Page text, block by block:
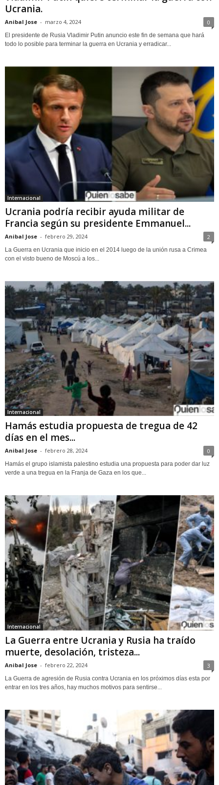
Ucrania.
Anibal Jose - marzo 4, 2024 0
El presidente de Rusia Vladimir Putin anuncio este fin de semana que hará
todo lo posible para terminar la guerra en Ucrania y erradicar...
Internacional
Ucrania podría recibir ayuda militar de
Francia según su presidente Emmanuel...
Anibal Jose - febrero 29, 2024 2
La Guerra en Ucrania que inicio en el 2014 luego de la unión rusa a Crimea
con el visto bueno de Moscú a los...
Internacional
Hamás estudia propuesta de tregua de 42
días en el mes...
Anibal Jose - febrero 28, 2024 0
Hamás el grupo islamista palestino estudia una propuesta para poder dar luz
verde a una tregua en la Franja de Gaza en los que...
Internacional
La Guerra entre Ucrania y Rusia ha traído
muerte, desolación, tristeza...
Anibal Jose - febrero 22, 2024 3
La Guerra de agresión de Rusia contra Ucrania en los próximos días esta por
entrar en los tres años, hay muchos motivos para sentirse...